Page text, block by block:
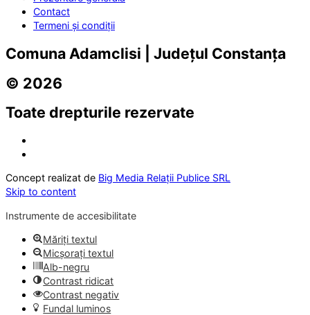
Contact
Termeni și condiții
Comuna Adamclisi | Județul Constanța
© 2026
Toate drepturile rezervate
Concept realizat de Big Media Relații Publice SRL
Skip to content
Instrumente de accesibilitate
Măriți textul
Micșorați textul
Alb-negru
Contrast ridicat
Contrast negativ
Fundal luminos